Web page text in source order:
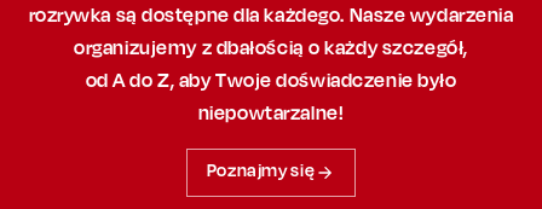
rozrywka są dostępne dla każdego. Nasze wydarzenia
organizujemy z dbałością o każdy szczegół,
od A do Z, abyTwoje doświadczenie było
niepowtarzalne!
Poznajmy się